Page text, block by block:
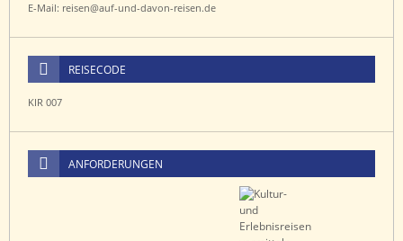
E-Mail: reisen@auf-und-davon-reisen.de
REISECODE
KIR 007
ANFORDERUNGEN